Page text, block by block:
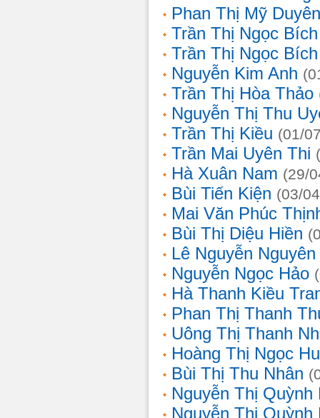
Phan Thị Mỹ Duyên
Trần Thị Ngọc Bích
Trần Thị Ngọc Bích
Nguyễn Kim Anh
Trần Thị Hòa Thảo
Nguyễn Thị Thu
Trần Thị Kiều (01/
Trần Mai Uyên Thi
Hà Xuân Nam (29/
Bùi Tiến Kiện (03/
Mai Văn Phúc
Bùi Thị Diệu Hiền
Lê Nguyễn
Nguyễn Ngọc Hảo
Hà Thanh Kiều
Phan Thị Thanh
Uông Thị Thanh
Hoàng Thị Ngọc
Bùi Thị Thu Nhân
Nguyễn Thị Quỳnh
Nguyễn Thị Quỳnh